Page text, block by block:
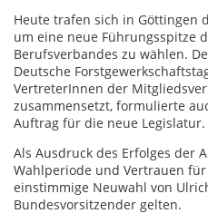
Heute trafen sich in Göttingen
um eine neue Führungsspitze
Berufsverbandes zu wählen.
Deutsche
VertreterInnen der
zusammensetzt, formulierte
Auftrag für die neue Legislatur.
Als Ausdruck des Erfolges der
Wahlperiode und Vertrauen
einstimmige Neuwahl von
Bundesvorsitzender gelten.